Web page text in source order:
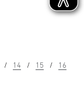
14 15 16